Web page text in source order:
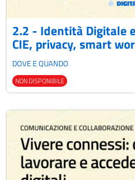
2.2 - Identità Digitale
CIE, privacy, smart
DOVE E QUANDO
NON DISPONIBILE